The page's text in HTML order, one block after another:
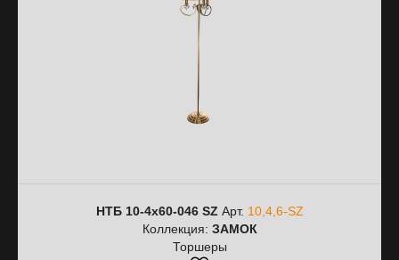
НТБ 10-4х60-046 SZ Арт. 10,4,6-SZ
Коллекция: ЗАМОК
Торшеры